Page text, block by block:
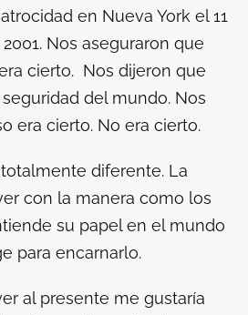
en Nueva York el 11
Nos aseguraron que
cierto. Nos dijeron que
del mundo. Nos
era cierto. No era cierto.
diferente. La
con la manera como los
su papel en el mundo
para encarnarlo.
al presente me gustaría